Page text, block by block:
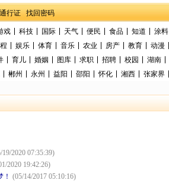
找回密码
戏 科技 国际 天气 便民 食品 知道 涂料
娱乐 体育 音乐 农业 房产 教育 动漫
育儿 婚姻 图库 求职 招聘 校园 湖南
郴州 永州 益阳 邵阳 怀化 湘西 张家界
19/2020 07:35:39)
2020 19:42:26)
(05/14/2017 05:10:16)